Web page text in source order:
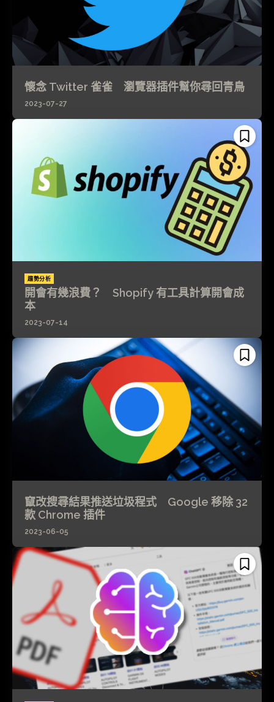
懷念 Twitter 雀雀 瀏覽器插件幫你尋回青鳥
2023-07-27
趨勢分析
開會有幾浪費？ Shopify 有工具計算開會成
本
2023-07-14
竄改搜尋結果推送垃圾程式 Google 移除 32
款 Chrome 插件
2023-06-05